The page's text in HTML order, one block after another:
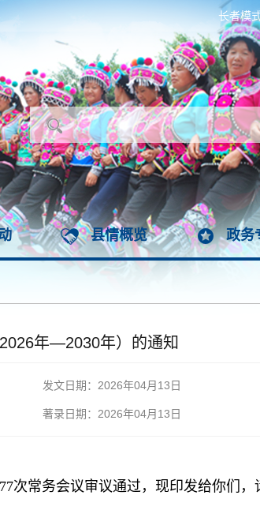
长者模
县情概览 政务
年—2030年）的通知
发文日期：2026年04月13日
著录日期：2026年04月13日
次常务会议审议通过，现印发给你们，